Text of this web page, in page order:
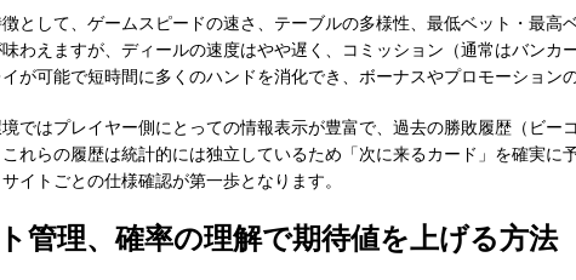
として、ゲームスピードの速さ、テーブルの多様性、最低ベット・最
わえますが、ディールの速度はやや遅く、コミッション（通常はバン
が可能で短時間に多くのハンドを消化でき、ボーナスやプロモーション
ではプレイヤー側にとっての情報表示が豊富で、過去の勝敗履歴（ビ
れらの履歴は統計的には独立しているため「次に来るカード」を確実
イトごとの仕様確認が第一歩となります。
管理、確率の理解で期待値を上げる方法